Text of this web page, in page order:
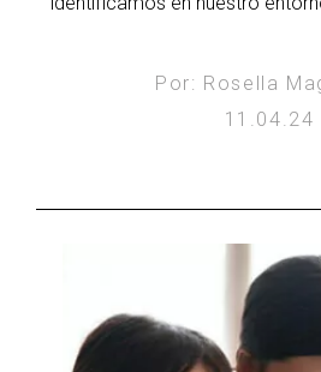
Por: Rosella
11.04.24